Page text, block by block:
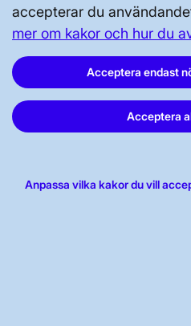
accepterar du
mer om kakor och hur du
Acceptera endast
Acceptera
Anpassa vilka kakor du vill
Sundbyberg
E-post: